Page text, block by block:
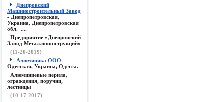
Днепровский
Машиностроительный Завод
- Днепропетровская,
Украина, Днепропетровская
обл. ....
Предприятие «Днепровский
Завод Металлоконструкций»
(11-20-2019)
Алюминика ООО -
Одесская, Украина, Одесса.
Алюминиевые перила,
ограждения, поручни,
лестницы
(10-17-2017)